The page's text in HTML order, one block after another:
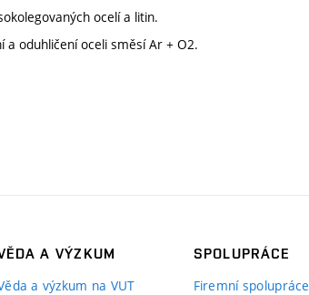
ocelí a litin.
a oduhličení oceli směsí Ar + O2.
A VÝZKUM
a výzkum na VUT
SPOLUPRÁCE
Firemní spolupráce